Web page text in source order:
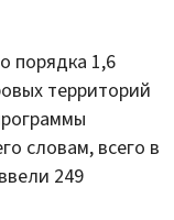
порядка 1,6
территорий
словам, всего в
249